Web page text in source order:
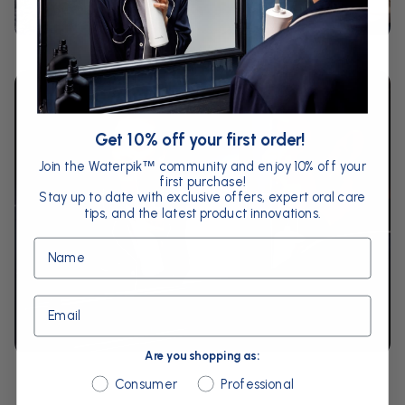
Get 10% off your first order!
Join the Waterpik™ community and enjoy 10% off your
first purchase!
Stay up to date with exclusive offers, expert oral care
tips, and the latest product innovations.
Name
Email
Are you shopping as:
Are you shopping as:
Consumer Professional